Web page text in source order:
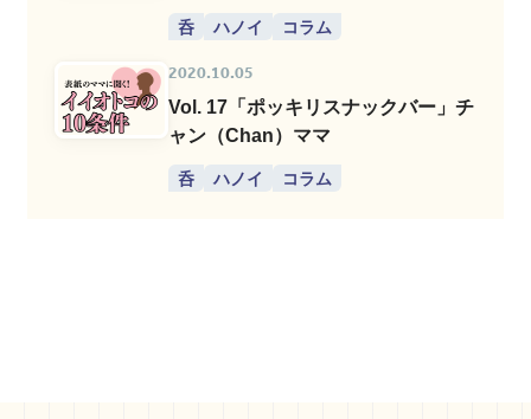
呑 ハノイ コラム
2020.10.05
Vol. 17「ポッキリスナックバー」チ
ャン（Chan）ママ
呑 ハノイ コラム